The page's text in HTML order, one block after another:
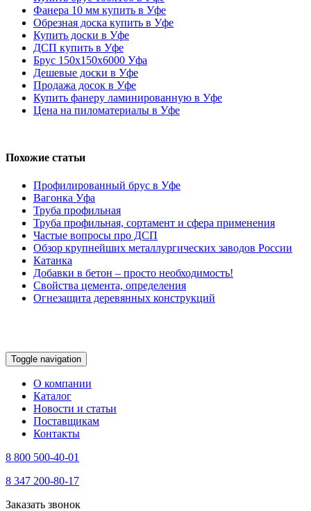
Фанера 10 мм купить в Уфе
Обрезная доска купить в Уфе
Купить доски в Уфе
ДСП купить в Уфе
Брус 150х150х6000 Уфа
Дешевые доски в Уфе
Продажа досок в Уфе
Купить фанеру ламинированную в Уфе
Цена на пиломатериалы в Уфе
Похожие статьи
Профилированный брус в Уфе
Вагонка Уфа
Труба профильная
Труба профильная, cортамент и сфера применения
Частые вопросы про ДСП
Обзор крупнейших металлургических заводов России
Катанка
Добавки в бетон – просто необходимость!
Свойства цемента, определения
Огнезащита деревянных конструкций
Toggle navigation
О компании
Каталог
Новости и статьи
Поставщикам
Контакты
8 800 500-40-01
8 347 200-80-17
Заказать звонок